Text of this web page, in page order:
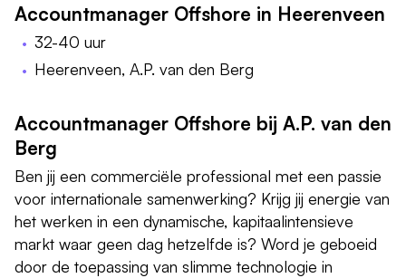
Accountmanager Offshore in Heerenveen
32-40 uur
Heerenveen, A.P. van den Berg
Accountmanager Offshore bij A.P. van den
Berg
Ben jij een commerciële professional met een passie
voor internationale samenwerking? Krijg jij energie van
het werken in een dynamische, kapitaalintensieve
markt waar geen dag hetzelfde is? Word je geboeid
door de toepassing van slimme technologie in